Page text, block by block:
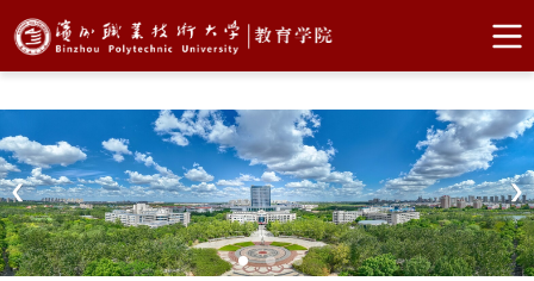
bw必威西汉姆联官网